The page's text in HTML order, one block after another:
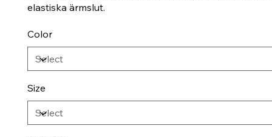
elastiska ärmslut.
Color
Size